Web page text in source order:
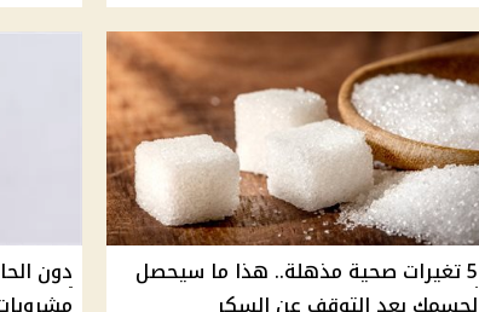
5 تغيرات صحية مذهلة.. هذا ما سيحصل